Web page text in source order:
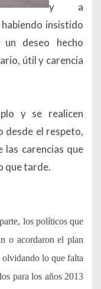
y a
insistido
deseo hecho
útil y carencia
y se realicen
desde el respeto,
las carencias que
que tarde.
los políticos que
o acordaron el plan
olvidando lo que falta
para los años 2013